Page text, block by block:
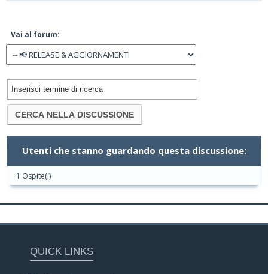
Vai al forum:
Utenti che stanno guardando questa discussione:
1 Ospite(i)
QUICK LINKS